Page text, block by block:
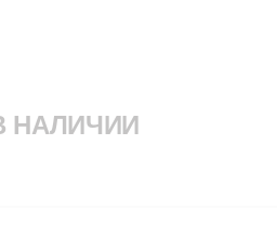
НАЛИЧИИ